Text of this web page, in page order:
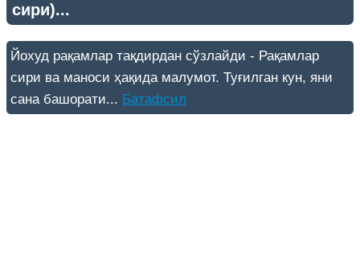
сири)...
Йохуд рақамлар тақдирдан сўзлайди - Рақамлар
сири ва маноси ҳақида малумот. Туғилган кун, яни
сана башорати... Батафсил